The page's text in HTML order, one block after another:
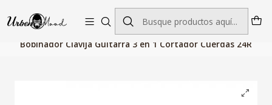
Envío GRATIS desde $60.000 | Entregas rápidas 1–5 días hábiles
Instrumentos Musicales Accesorios
Bobinador Clavija Guitarra 3 en 1 Cortador Cuerdas 24R